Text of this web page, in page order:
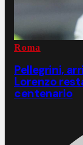
Roma
Pellegrini,
Lorenzo
centenario